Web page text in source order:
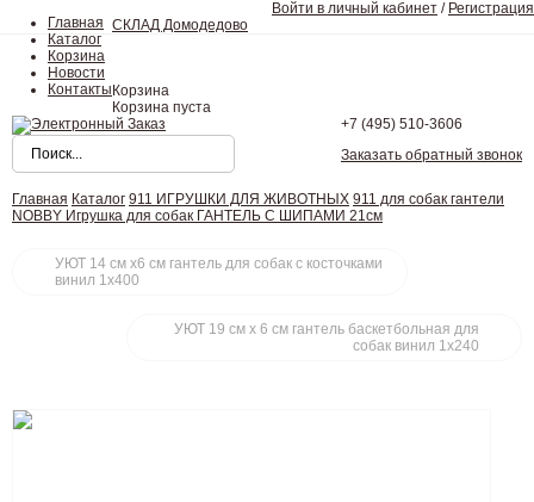
Главная
Каталог
Корзина
Новости
Контакты
Войти в личный кабинет / Регистрация
СКЛАД Домодедово
Корзина
Корзина пуста
+7 (495) 510-3606
Заказать обратный звонок
Главная Каталог 911 ИГРУШКИ ДЛЯ ЖИВОТНЫХ 911 для собак гантели
NOBBY Игрушка для собак ГАНТЕЛЬ С ШИПАМИ 21см
УЮТ 14 см х6 см гантель для собак с косточками
винил 1х400
УЮТ 19 см х 6 см гантель баскетбольная для
собак винил 1х240